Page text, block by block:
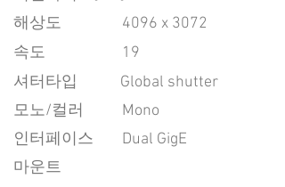
​해상도
4096 x 3072
속도
19
​셔터타입
Global shutter
모노/컬러
Mono
인터페이스
Dual GigE
마운트